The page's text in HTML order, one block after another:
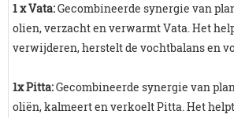
1 xVata:Gecombineerde synergie van
olien, verzacht en verwarmt Vata. Het
verwijderen, herstelt de vochtbalans en
1x Pitta:Gecombineerde synergie van
oliën, kalmeert en verkoelt Pitta. Het